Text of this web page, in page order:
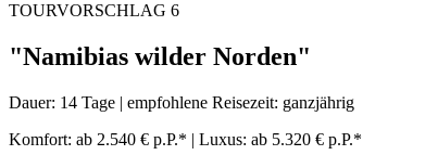
TOURVORSCHLAG 6
"Namibias wilder Norden"
Dauer: 14 Tage | empfohlene Reisezeit: ganzjährig
Komfort: ab 2.540 € p.P.* | Luxus: ab 5.320 € p.P.*